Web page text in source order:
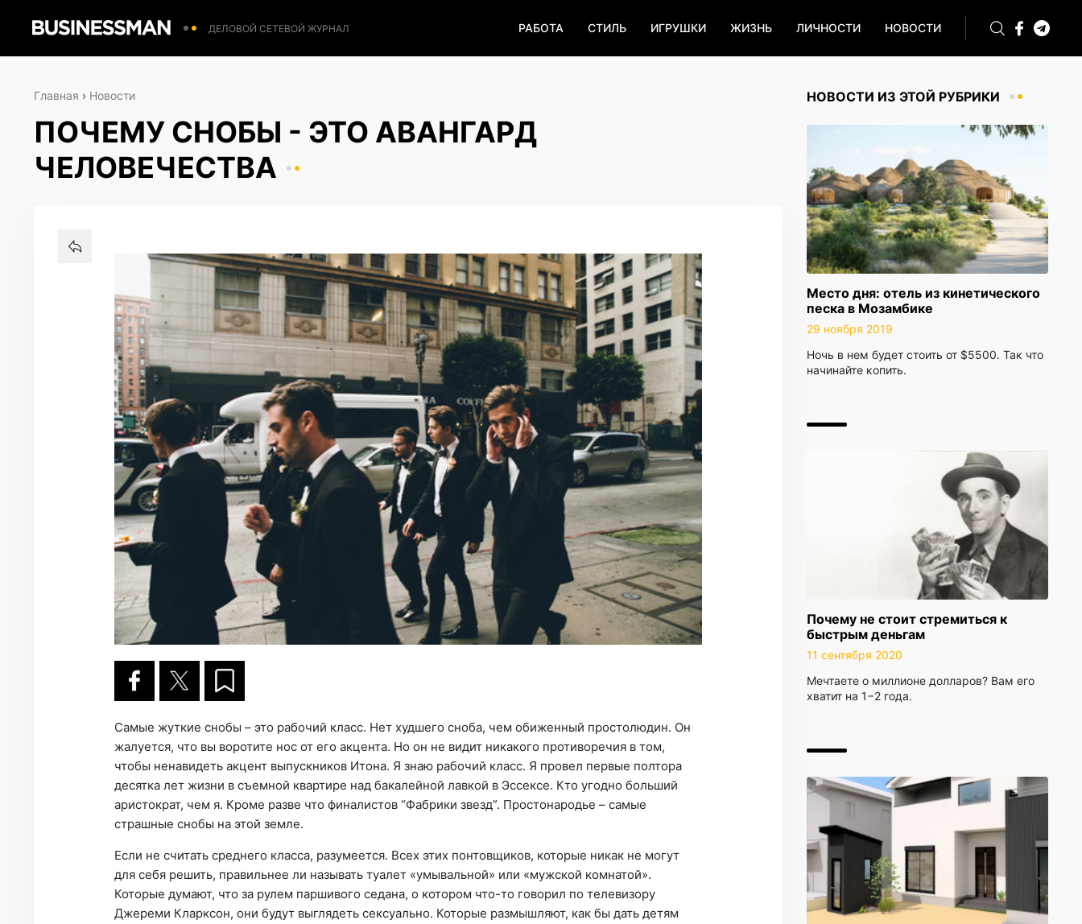
ДЕЛОВОЙ СЕТЕВОЙ ЖУРНАЛ РАБОТА СТИЛЬ ИГРУШКИ ЖИЗНЬ ЛИЧНОСТИ НОВОСТИ
НОВОСТИ ИЗ ЭТОЙ РУБРИКИ
Место дня: отель из кинетического
песка в Мозамбике
29 ноября 2019
Ночь в нем будет стоить от $5500. Так что
начинайте копить.
Почему не стоит стремиться к
быстрым деньгам
11 сентября 2020
Мечтаете о миллионе долларов? Вам его
хватит на 1−2 года.
Главная › Новости
ПОЧЕМУ СНОБЫ - ЭТО АВАНГАРД
ЧЕЛОВЕЧЕСТВА
Самые жуткие снобы – это рабочий класс. Нет худшего сноба, чем обиженный простолюдин. Он
жалуется, что вы воротите нос от его акцента. Но он не видит никакого противоречия в том,
чтобы ненавидеть акцент выпускников Итона. Я знаю рабочий класс. Я провел первые полтора
десятка лет жизни в съемной квартире над бакалейной лавкой в Эссексе. Кто угодно больший
аристократ, чем я. Кроме разве что финалистов “Фабрики звезд”. Простонародье – самые
страшные снобы на этой земле.
Если не считать среднего класса, разумеется. Всех этих понтовщиков, которые никак не могут
для себя решить, правильнее ли называть туалет «умывальной» или «мужской комнатой».
Которые думают, что за рулем паршивого седана, о котором что-то говорил по телевизору
Джереми Кларксон, они будут выглядеть сексуально. Которые размышляют, как бы дать детям